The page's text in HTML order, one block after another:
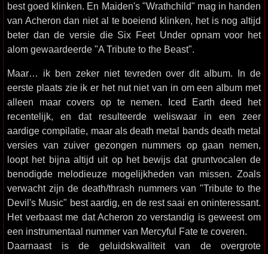
best goed klinken. En Maiden's "Wrathchild" mag in handen
van Acheron dan niet al te boeiend klinken, het is nog altijd
beter dan de versie die Six Feet Under opnam voor het
alom gewaardeerde "A Tribute to the Beast".
Maar… ik ben zeker niet tevreden over dit album. In de
eerste plaats zie ik er het nut niet van in om een album met
alleen maar covers op te nemen. Iced Earth deed het
recentelijk, en dat resulteerde weliswaar in een zeer
aardige compilatie, maar als death metal bands death metal
versies van zuiver gezongen nummers op gaan nemen,
loopt het bijna altijd uit op het bewijs dat gruntvocalen de
benodigde melodieuze mogelijkheden van missen. Zoals
verwacht zijn de death/thrash nummers van "Tribute to the
Devil's Music" best aardig, en de rest saai en oninteressant.
Het verbaast me dat Acheron zo verstandig is geweest om
een instrumentaal nummer van Mercyful Fate te coveren.
Daarnaast is de geluidskwaliteit van de overgrote